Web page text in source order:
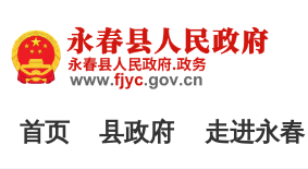
首页 县政府 走进永春